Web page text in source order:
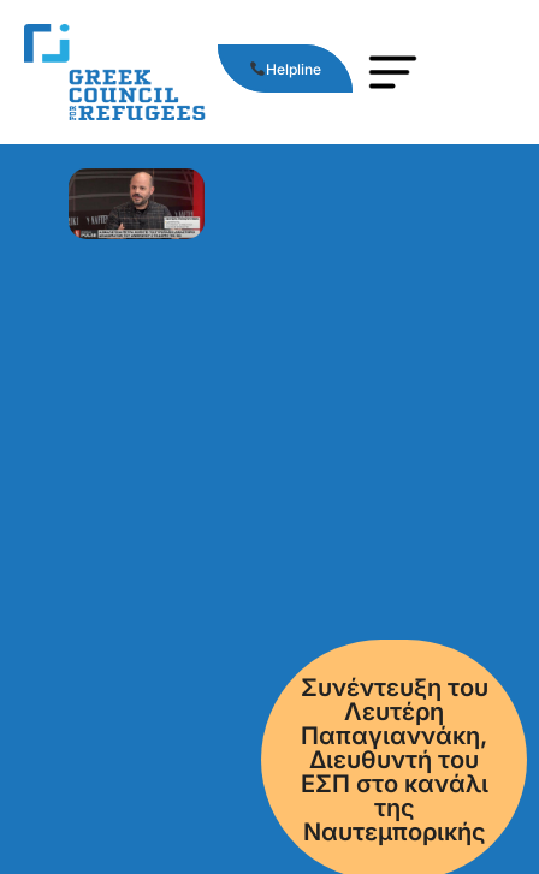
Helpline
Συνέντευξη του
Λευτέρη
Παπαγιαννάκη,
Διευθυντή του
ΕΣΠ στο κανάλι
της
Ναυτεμπορικής